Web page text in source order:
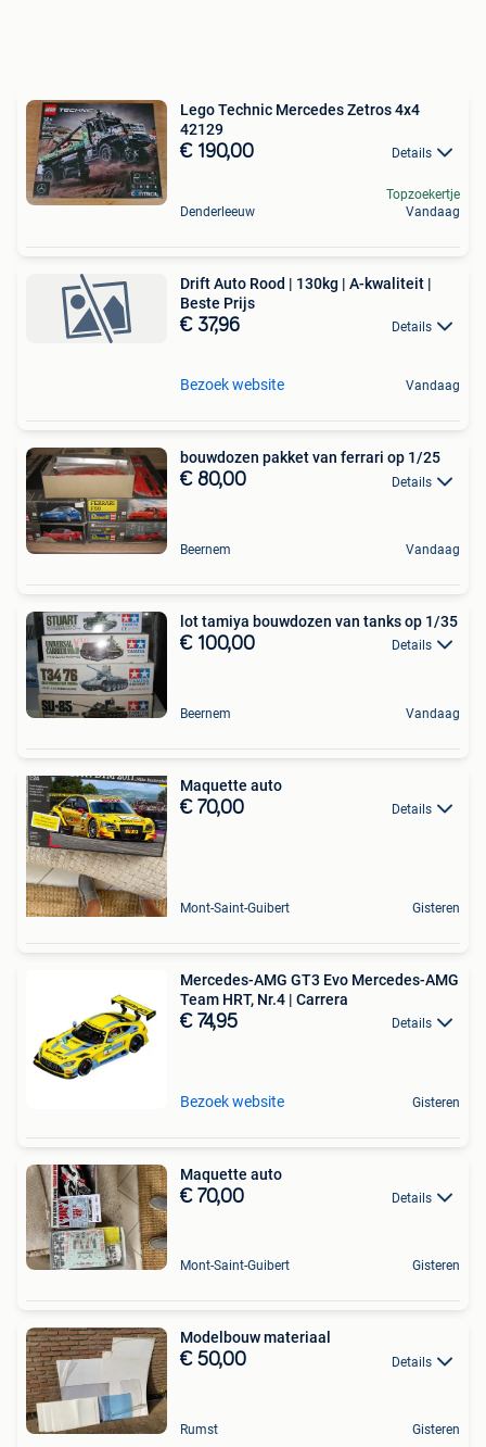
Lego Technic Mercedes Zetros 4x4
42129
€ 190,00 Details
Denderleeuw
Topzoekertje
Vandaag
Drift Auto Rood | 130kg | A-kwaliteit |
Beste Prijs
€ 37,96 Details
Bezoek website Vandaag
bouwdozen pakket van ferrari op 1/25
€ 80,00 Details
Beernem Vandaag
lot tamiya bouwdozen van tanks op 1/35
€ 100,00 Details
Beernem Vandaag
Maquette auto
€ 70,00 Details
Mont-Saint-Guibert Gisteren
Mercedes-AMG GT3 Evo Mercedes-AMG
Team HRT, Nr.4 | Carrera
€ 74,95 Details
Bezoek website Gisteren
Maquette auto
€ 70,00 Details
Mont-Saint-Guibert Gisteren
Modelbouw materiaal
€ 50,00 Details
Rumst Gisteren